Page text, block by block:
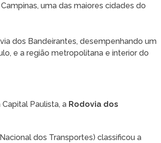
uma das maiores cidades do
dos Bandeirantes, desempenhando um
e a região metropolitana e interior do
Paulista, a Rodovia dos
dos Transportes) classificou a